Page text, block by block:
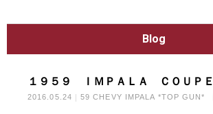
Blog
１９５９ ＩＭＰＡＬＡ ＣＯＵＰＥ
2016.05.24 59 CHEVY IMPALA *TOP GUN*